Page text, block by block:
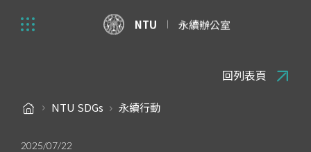
NTU 永續辦公室
NTU SDGs 永續行動
回列表頁
2025/07/22